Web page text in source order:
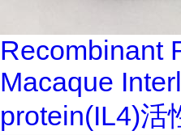
Recombinant
Macaque
protein(IL4)活